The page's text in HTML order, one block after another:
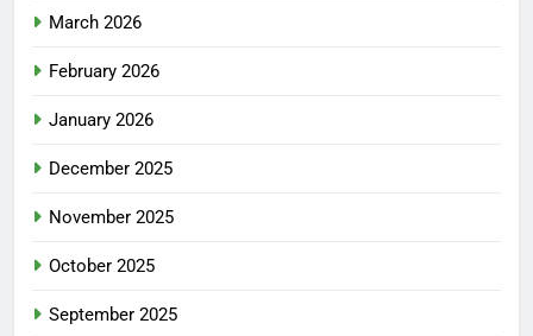
March 2026
February 2026
January 2026
December 2025
November 2025
October 2025
September 2025